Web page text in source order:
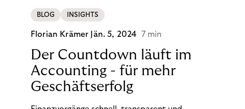
BLOG INSIGHTS
Florian Krämer Jän. 5, 2024 7 min
Der Countdown läuft im
Accounting - für mehr
Geschäftserfolg